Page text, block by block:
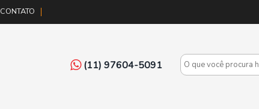
CONTATO
(11) 97604-5091